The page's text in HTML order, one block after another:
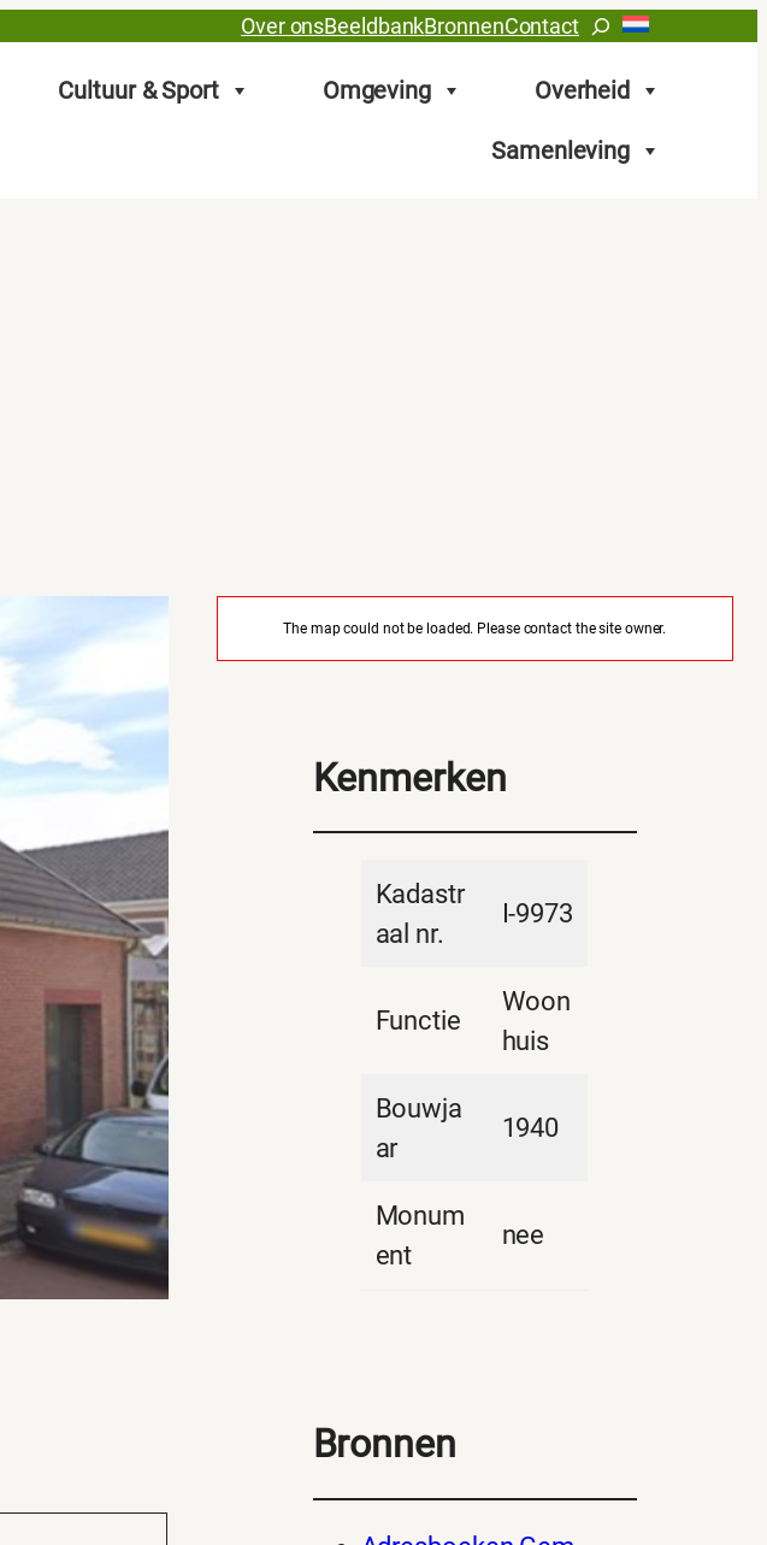
Over onsBeeldbankBronnenContactZoeken
Cultuur & Sport Omgeving Overheid
Samenleving
The map could not be loaded. Please contact the site owner.
Kenmerken
Kadastr
aal nr.
I-9973
Functie
Woon
huis
Bouwja
ar
1940
Monum
ent
nee
Bronnen